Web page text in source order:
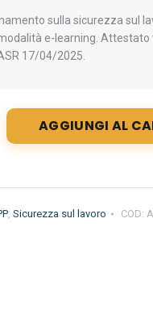
sulla sicurezza sul
e-learning. Attestato
17/04/2025.
AGGIUNGI AL
, Sicurezza sul lavoro COD: